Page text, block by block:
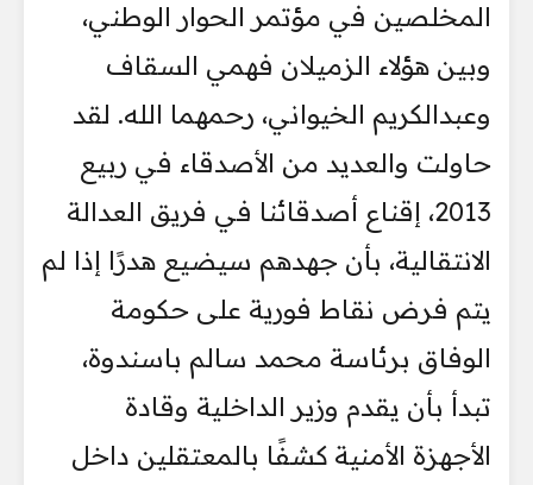
المخلصين في مؤتمر الحوار الوطني،
وبين هؤلاء الزميلان فهمي السقاف
وعبدالكريم الخيواني، رحمهما الله. لقد
حاولت والعديد من الأصدقاء في ربيع
2013، إقناع أصدقائنا في فريق العدالة
الانتقالية، بأن جهدهم سيضيع هدرًا إذا لم
يتم فرض نقاط فورية على حكومة
الوفاق برئاسة محمد سالم باسندوة،
تبدأ بأن يقدم وزير الداخلية وقادة
الأجهزة الأمنية كشفًا بالمعتقلين داخل